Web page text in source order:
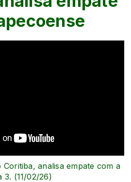
analisa empate com a
3. (11/02/26)